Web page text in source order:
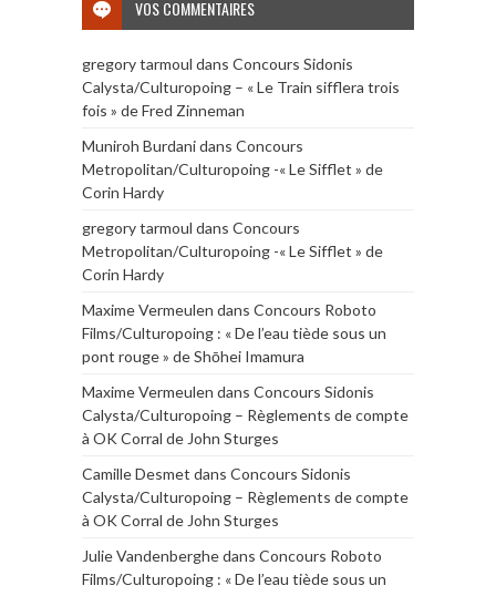
VOS COMMENTAIRES
gregory tarmoul dans Concours Sidonis
Calysta/Culturopoing – « Le Train sifflera trois
fois » de Fred Zinneman
Muniroh Burdanidans Concours
Metropolitan/Culturopoing -« Le Sifflet » de
Corin Hardy
gregory tarmoul dans Concours
Metropolitan/Culturopoing -« Le Sifflet » de
Corin Hardy
Maxime Vermeulen dans Concours Roboto
Films/Culturopoing : « De l’eau tiède sous un
pont rouge » de Shōhei Imamura
Maxime Vermeulen dans Concours Sidonis
Calysta/Culturopoing – Règlements de compte
à OK Corral de John Sturges
Camille Desmet dans Concours Sidonis
Calysta/Culturopoing – Règlements de compte
à OK Corral de John Sturges
Julie Vandenberghedans Concours Roboto
Films/Culturopoing : « De l’eau tiède sous un